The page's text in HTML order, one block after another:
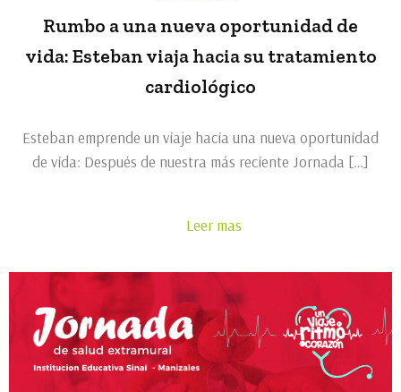
Rumbo a una nueva oportunidad de
vida: Esteban viaja hacia su tratamiento
cardiológico
Esteban emprende un viaje hacia una nueva oportunidad
de vida: Después de nuestra más reciente Jornada […]
Leer mas